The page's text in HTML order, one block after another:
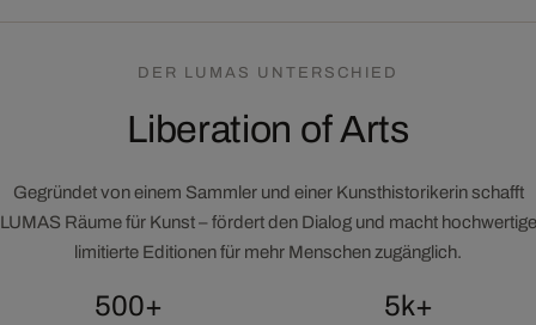
DER LUMAS UNTERSCHIED
Liberation of Arts
Gegründet von einem Sammler und einer Kunsthistorikerin schafft
LUMAS Räume für Kunst – fördert den Dialog und macht hochwertige
limitierte Editionen für mehr Menschen zugänglich.
500+ 5k+